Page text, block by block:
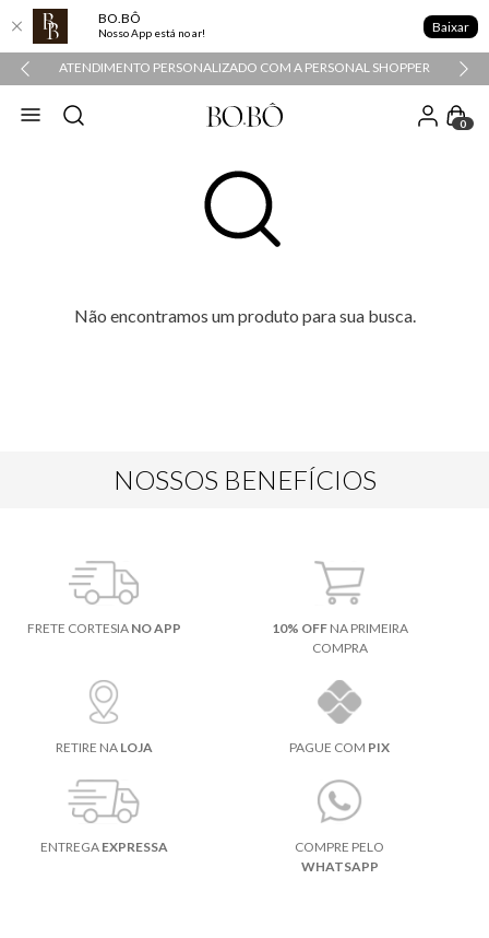
BO.BÔ
Nosso App está no ar! Baixar
ATENDIMENTO PERSONALIZADO COM A PERSONAL SHOPPER
0
Não encontramos um produto para sua busca.
NOSSOS BENEFÍCIOS
FRETE CORTESIA NO APP 10% OFFNA PRIMEIRA
COMPRA
RETIRE NA LOJA PAGUE COM PIX
ENTREGA EXPRESSA
COMPRE PELO
WHATSAPP